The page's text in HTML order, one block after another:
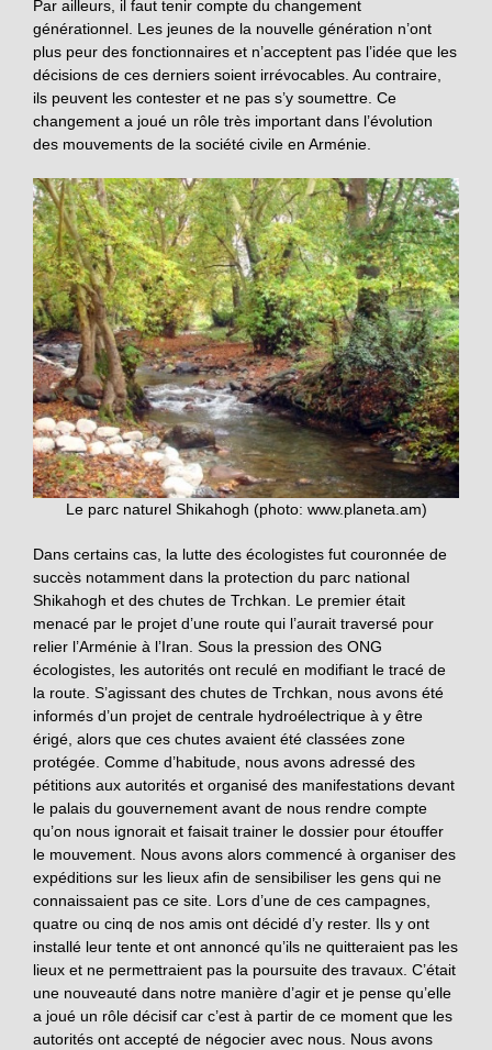
Par ailleurs, il faut tenir compte du changement
générationnel. Les jeunes de la nouvelle génération n’ont
plus peur des fonctionnaires et n’acceptent pas l’idée que les
décisions de ces derniers soient irrévocables. Au contraire,
ils peuvent les contester et ne pas s’y soumettre. Ce
changement a joué un rôle très important dans l’évolution
des mouvements de la société civile en Arménie.
Le parc naturel Shikahogh (photo: www.planeta.am)
Dans certains cas, la lutte des écologistes fut couronnée de
succès notamment dans la protection du parc national
Shikahogh et des chutes de Trchkan. Le premier était
menacé par le projet d’une route qui l’aurait traversé pour
relier l’Arménie à l’Iran. Sous la pression des ONG
écologistes, les autorités ont reculé en modifiant le tracé de
la route. S’agissant des chutes de Trchkan, nous avons été
informés d’un projet de centrale hydroélectrique à y être
érigé, alors que ces chutes avaient été classées zone
protégée. Comme d’habitude, nous avons adressé des
pétitions aux autorités et organisé des manifestations devant
le palais du gouvernement avant de nous rendre compte
qu’on nous ignorait et faisait trainer le dossier pour étouffer
le mouvement. Nous avons alors commencé à organiser des
expéditions sur les lieux afin de sensibiliser les gens qui ne
connaissaient pas ce site. Lors d’une de ces campagnes,
quatre ou cinq de nos amis ont décidé d’y rester. Ils y ont
installé leur tente et ont annoncé qu’ils ne quitteraient pas les
lieux et ne permettraient pas la poursuite des travaux. C’était
une nouveauté dans notre manière d’agir et je pense qu’elle
a joué un rôle décisif car c’est à partir de ce moment que les
autorités ont accepté de négocier avec nous. Nous avons